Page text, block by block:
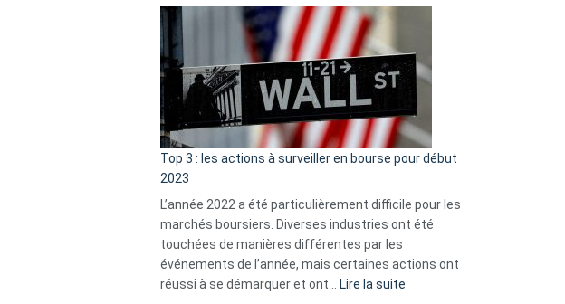
démarrage
courants
et
guide
d’auto-
assistance
Top 3 : les actions à surveiller en bourse pour début
2023
L’année 2022 a été particulièrement difficile pour les
marchés boursiers. Diverses industries ont été
touchées de manières différentes par les
événements de l’année, mais certaines actions ont
réussi à se démarquer et ont…
Lire la suite